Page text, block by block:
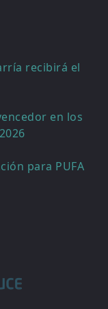
recibirá el
en los
para PUFA